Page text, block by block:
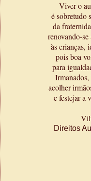
Viver o
é sobretudo
da
renovando-
às crianças,
pois boa
para
acolher
e festejar a
Direitos